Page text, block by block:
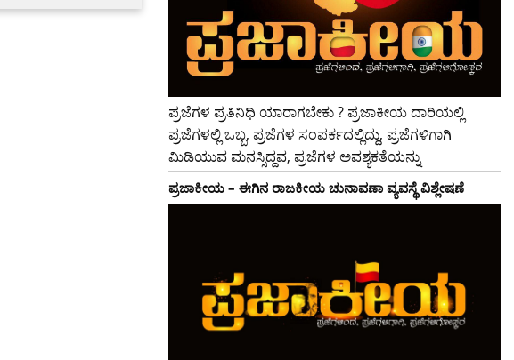
ಪ್ರಜೆಗಳ ಪ್ರತಿನಿಧಿ ಯಾರಾಗಬೇಕು ? ಪ್ರಜಾಕೀಯ ದಾರಿಯಲ್ಲಿ
ಪ್ರಜೆಗಳಲ್ಲಿ ಒಬ್ಬ, ಪ್ರಜೆಗಳ ಸಂಪರ್ಕದಲ್ಲಿದ್ದು, ಪ್ರಜೆಗಳಿಗಾಗಿ
ಮಿಡಿಯುವ ಮನಸ್ಸಿದ್ದವ, ಪ್ರಜೆಗಳ ಅವಶ್ಯಕತೆಯನ್ನು
ಪ್ರಜಾಕೀಯ – ಈಗಿನ ರಾಜಕೀಯ ಚುನಾವಣಾ ವ್ಯವಸ್ಥೆ ವಿಶ್ಲೇಷಣೆ